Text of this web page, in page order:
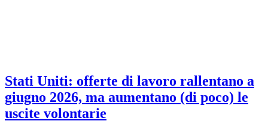
Stati Uniti: offerte di lavoro rallentano a
giugno 2026, ma aumentano (di poco) le
uscite volontarie